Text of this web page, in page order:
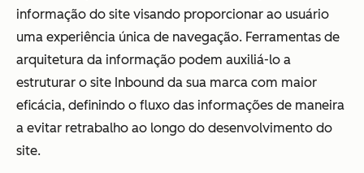
informação do site visando proporcionar ao usuário
uma experiência única de navegação. Ferramentas de
arquitetura da informação podem auxiliá-lo a
estruturar o site Inbound da sua marca com maior
eficácia, definindo o fluxo das informações de maneira
a evitar retrabalho ao longo do desenvolvimento do
site.